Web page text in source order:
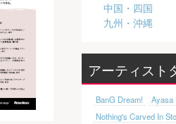
中国・四国
九州・沖縄
アーティスト
BanG Dream! Ayasa
Nothing's Carved In